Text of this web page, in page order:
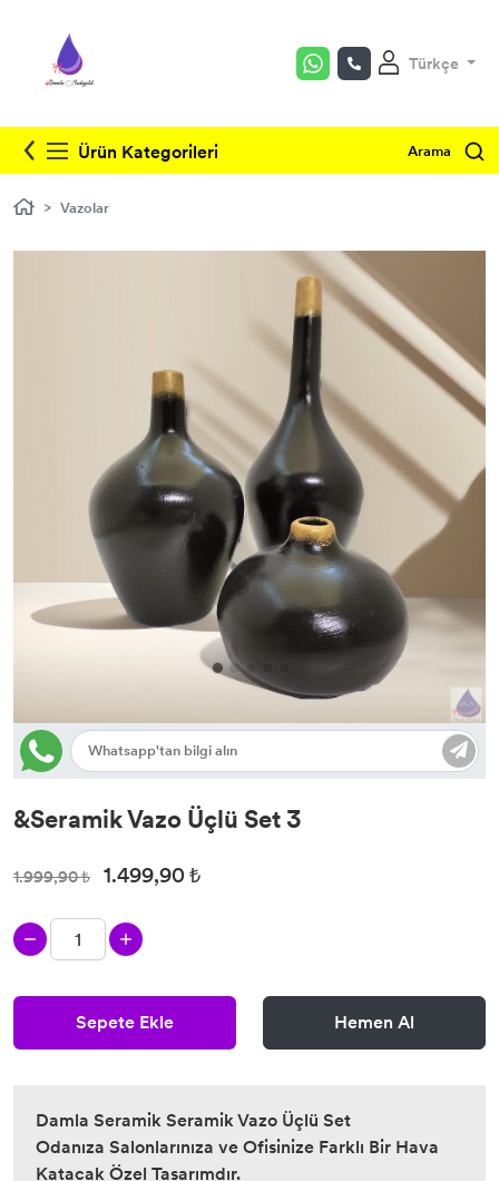
Türkçe
Ürün Kategorileri Arama
Vazolar
&Seramik Vazo Üçlü Set 3
1.999,90 ₺ 1.499,90 ₺
Sepete Ekle Hemen Al
Damla Seramik Seramik Vazo Üçlü Set
Odanıza Salonlarınıza ve Ofisinize Farklı Bir Hava
Katacak Özel Tasarımdır.
Heykeller
Kitap Tutucular
Biblolar
Vazolar